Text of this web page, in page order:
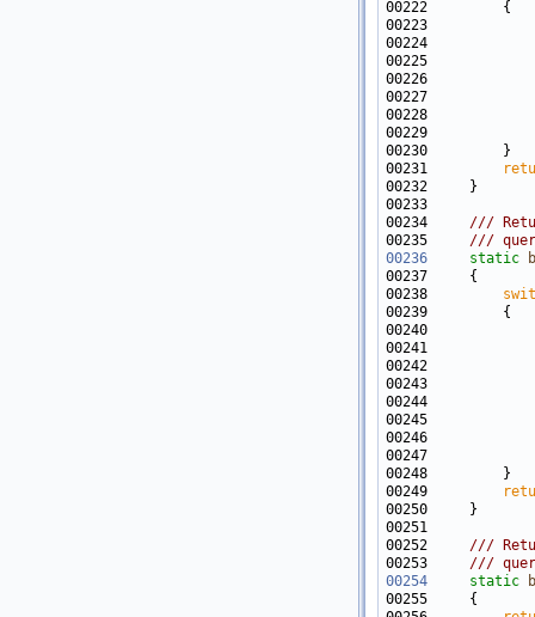
00223
00224
00225
00226
00228
00231
00233
00234
///
00235
///
00236
static
00238
00240
00241
00242
00243
00244
00246
00249
00251
00252
///
00253
///
00254
static